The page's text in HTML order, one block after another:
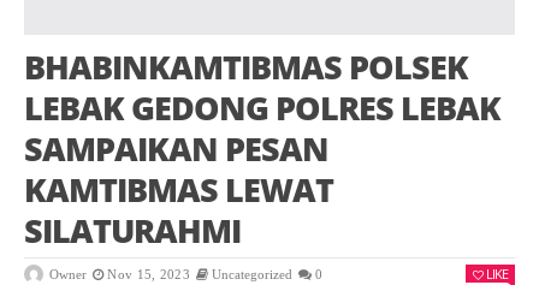
BHABINKAMTIBMAS POLSEK
LEBAK GEDONG POLRES LEBAK
SAMPAIKAN PESAN
KAMTIBMAS LEWAT
SILATURAHMI
Owner Nov 15, 2023 Uncategorized 0 LIKE